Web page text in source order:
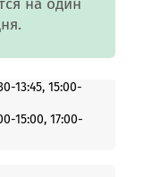
на один
13:45, 15:00-
15:00, 17:00-